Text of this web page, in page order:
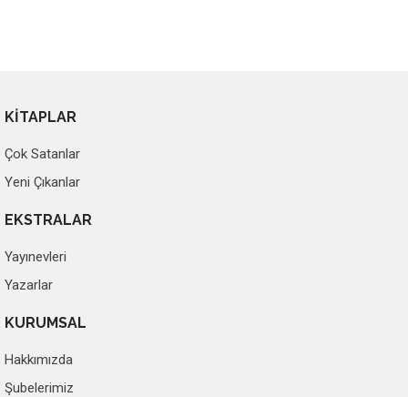
KİTAPLAR
Çok Satanlar
Yeni Çıkanlar
EKSTRALAR
Yayınevleri
Yazarlar
KURUMSAL
Hakkımızda
Şubelerimiz